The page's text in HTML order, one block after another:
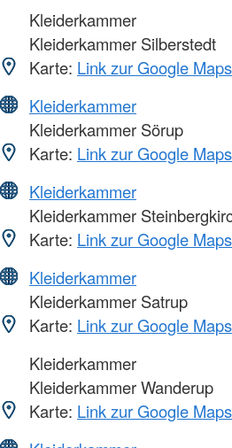
Kleiderkammer
Kleiderkammer Silberstedt
Karte: Link zur Google
Kleiderkammer
Kleiderkammer Sörup
Karte: Link zur Google
Kleiderkammer
Kleiderkammer
Karte: Link zur Google
Kleiderkammer
Kleiderkammer Satrup
Karte: Link zur Google
Kleiderkammer
Kleiderkammer Wanderup
Karte: Link zur Google